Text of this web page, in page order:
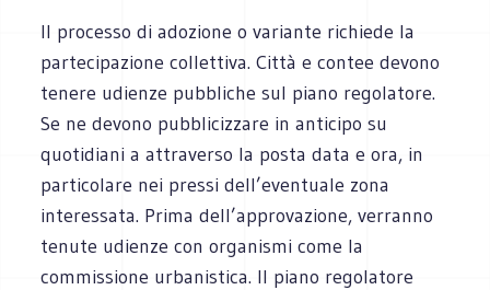
Il processo di adozione o variante richiede la
partecipazione collettiva. Città e contee devono
tenere udienze pubbliche sul piano regolatore.
Se ne devono pubblicizzare in anticipo su
quotidiani a attraverso la posta data e ora, in
particolare nei pressi dell’eventuale zona
interessata. Prima dell’approvazione, verranno
tenute udienze con organismi come la
commissione urbanistica. Il piano regolatore